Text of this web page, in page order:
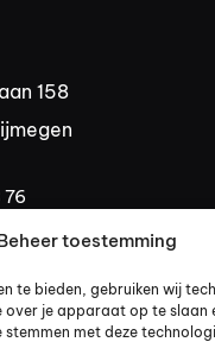
toestemming
te bieden, gebruiken wij
over je apparaat op te slaan
met deze
158
40